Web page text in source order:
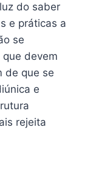
do saber
e práticas a
se
que devem
de que se
e
rejeita